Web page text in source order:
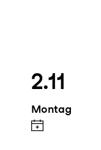
2.11
Montag